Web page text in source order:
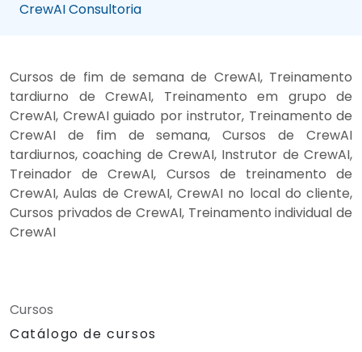
CrewAI Consultoria
Cursos de fim de semana de CrewAI, Treinamento
tardiurno de CrewAI, Treinamento em grupo de
CrewAI, CrewAI guiado por instrutor, Treinamento de
CrewAI de fim de semana, Cursos de CrewAI
tardiurnos, coaching de CrewAI, Instrutor de CrewAI,
Treinador de CrewAI, Cursos de treinamento de
CrewAI, Aulas de CrewAI, CrewAI no local do cliente,
Cursos privados de CrewAI, Treinamento individual de
CrewAI
Cursos
Catálogo de cursos